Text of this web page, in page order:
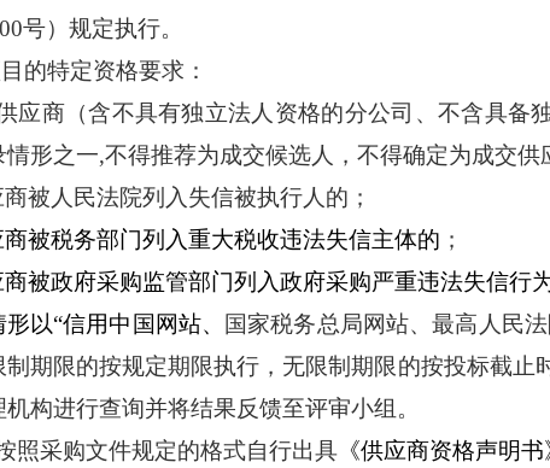
号）规定执行。
的特定资格要求：
供应商（含不具有独立法人资格的分公司、不含具备
情形之一,不得推荐为成交候选人，不得确定为成交供
被人民法院列入失信被执行人的；
被税务部门列入重大税收违法失信主体的 ；
被政府采购监管部门列入政府采购严重违法失信行
形以“信用中国网站、 国家税务总局网站、最高人民
制期限的按规定期限执行，无限制期限的按投标截止
机构进行查询并将结果反馈至评审小组。
照采购文件规定的格式自行出具 《供应商资格声明书